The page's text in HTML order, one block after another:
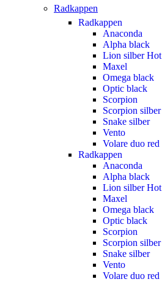
Radkappen
Radkappen
Anaconda
Alpha black
Lion silberHot
Maxel
Omega black
Optic black
Scorpion
Scorpion silber
Snake silber
Vento
Volare duo red
Radkappen
Anaconda
Alpha black
Lion silberHot
Maxel
Omega black
Optic black
Scorpion
Scorpion silber
Snake silber
Vento
Volare duo red